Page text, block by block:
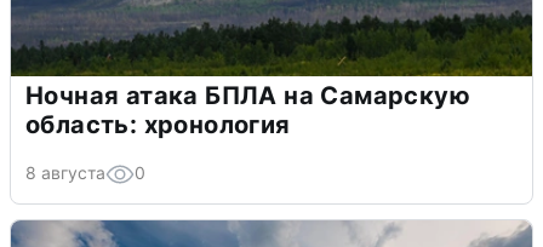
Ночная атака БПЛА на Самарскую
область: хронология
8 августа 0